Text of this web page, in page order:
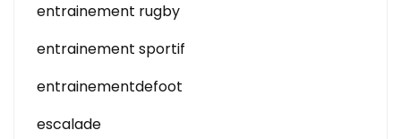
entrainement rugby
entrainement sportif
entrainementdefoot
escalade